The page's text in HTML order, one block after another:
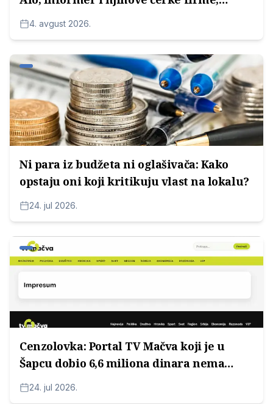
potom za medijske kuće Radoice
Milosavljevića
4. avgust 2026.
Ni para iz budžeta ni oglašivača: Kako
opstaju oni koji kritikuju vlast na lokalu?
24. jul 2026.
Cenzolovka: Portal TV Mačva koji je u
Šapcu dobio 6,6 miliona dinara nema
Impressum
24. jul 2026.